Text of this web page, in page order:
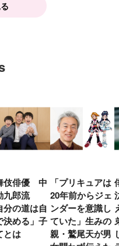
伎俳優 中
九郎流
分の道は自
決める」子
とは
「プリキュアは
20年前からジェ
ンダーを意識し
ていた」生みの
親・鷲尾天が男